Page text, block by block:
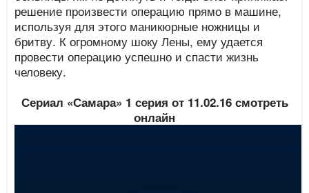
решение произвести операцию прямо в машине,
используя для этого маникюрные ножницы и
бритву. К огромному шоку Лены, ему удается
провести операцию успешно и спасти жизнь
человеку.
Сериал «Самара» 1 серия от 11.02.16 смотреть
онлайн